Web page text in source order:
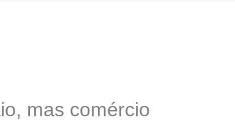
mas comércio